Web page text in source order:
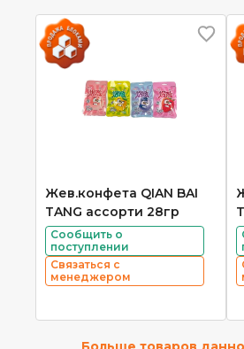
Жев.конфета QIAN BAI
TANG ассорти 28гр
Сообщить о
поступлении
Связаться с
менеджером